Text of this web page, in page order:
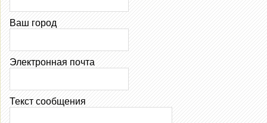
Ваш город
Электронная почта
Текст сообщения